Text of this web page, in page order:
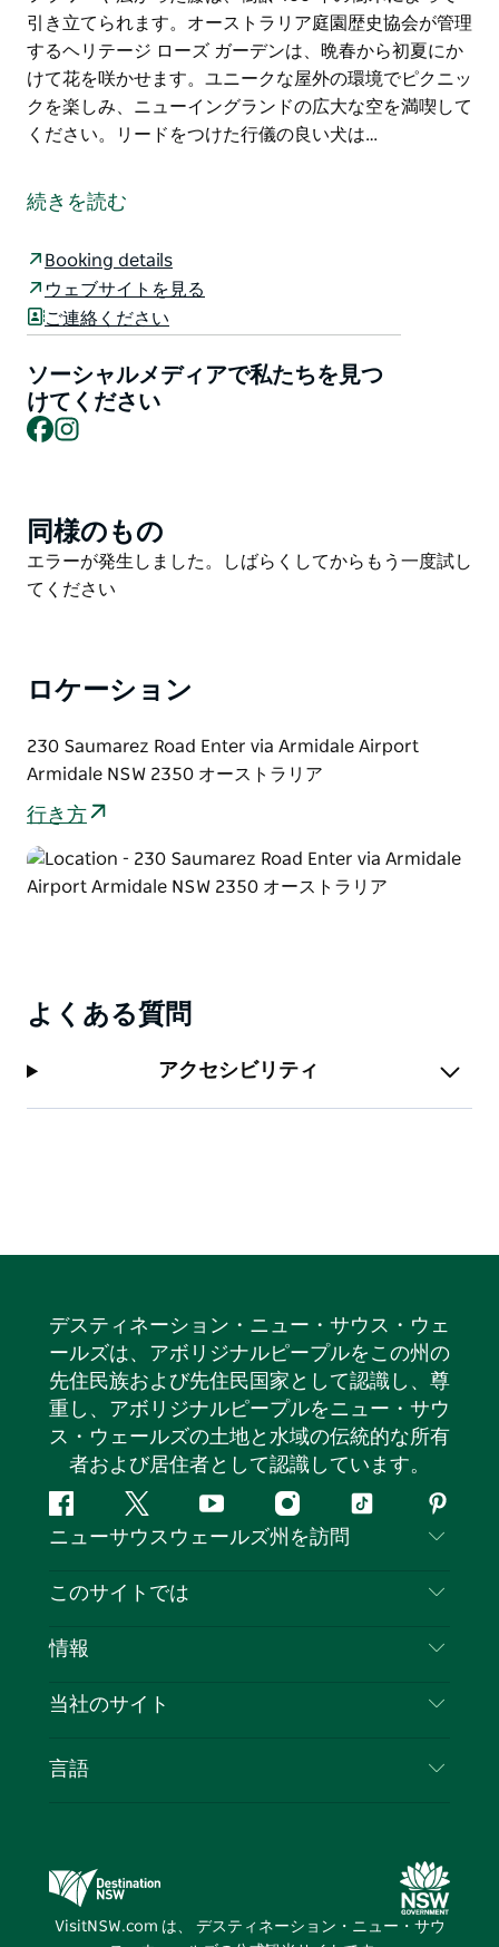
引き立てられます。オーストラリア庭園歴史協会が管理
するヘリテージ ローズ ガーデンは、晩春から初夏にか
けて花を咲かせます。ユニークな屋外の環境でピクニッ
クを楽しみ、ニューイングランドの広大な空を満喫して
ください。リードをつけた行儀の良い犬は…
活にタイムスリップしましょう。家具付きの 2 階建て
のエドワード朝様式の邸宅は、エドワード朝時代からほ
プセルで、現在はナショナル トラスト (NSW) によって
魅力的な住宅博物館として公開されています。ソーマレ
ス ホームステッドには、1870 年代から 1970 年代の田
す。
ホームステッドを取り囲む絵のように美しい庭園で、ニ
立てられます。オーストラリア庭園歴史協会が管理する
ヘリテージ ローズ ガーデンは、晩春から初夏にかけて
花を咲かせます。ユニークな屋外の環境でピクニックを
庭園を散策できます。
が完備されており、ソーマレス ホームステッド アンド
ファームがかつてニューイングランド地域で最大かつ最
続きを読む
Booking details
ウェブサイトを見る
ご連絡ください
ソーシャルメディアで私たちを見つ
けてください
Facebook
Product
List
同様のもの
Product
List
エラーが発生しました。しばらくしてからもう一度試し
てください
ロケーション
230 Saumarez Road Enter via Armidale Airport
Armidale NSW 2350 オーストラリア
行き方
よくある質問
アクセシビリティ
デスティネーション・ニュー・サウス・ウェ
ールズは、アボリジナルピープルをこの州の
先住民族および先住民国家として認識し、尊
重し、アボリジナルピープルをニュー・サウ
ス・ウェールズの土地と水域の伝統的な所有
者および居住者として認識しています。
フ
ェ
ス
ッ
ツ
イ
タ
ユ
ー
イ
ン
テ
ピ
ン
レ
ト
ニューサウスウェールズ州を訪問
お問い合わせ
クッキーに関する通知
このサイトでは
目的地
イベント
情報
旅行情報
NSWでのビジネス
当社のサイト
デスティネーション・ニュー・サウス・ウェール
ズメディアセンター
言語
VisitNSW.com は、 デスティネーション・ニュー・サウ